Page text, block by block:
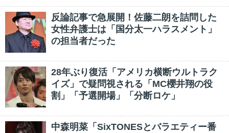
反論記事で急展開！佐藤二朗を詰問した
女性弁護士は「国分太一ハラスメント」
の担当者だった
28年ぶり復活「アメリカ横断ウルトラク
イズ」で疑問視される「MC櫻井翔の役
割」「予選開場」「分断ロケ」
中森明菜「SixTONESとバラエティー番